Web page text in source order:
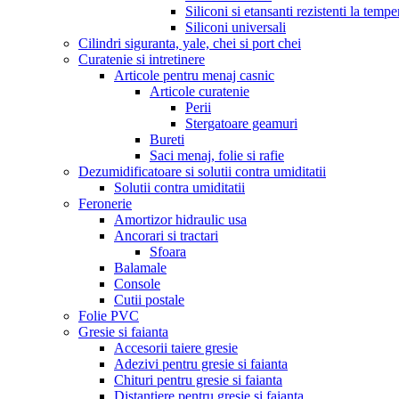
Siliconi si etansanti rezistenti la
Siliconi universali
Cilindri siguranta, yale, chei si port chei
Curatenie si intretinere
Articole pentru menaj casnic
Articole curatenie
Perii
Stergatoare geamuri
Bureti
Saci menaj, folie si rafie
Dezumidificatoare si solutii contra umiditatii
Solutii contra umiditatii
Feronerie
Amortizor hidraulic usa
Ancorari si tractari
Sfoara
Balamale
Console
Cutii postale
Folie PVC
Gresie si faianta
Accesorii taiere gresie
Adezivi pentru gresie si faianta
Chituri pentru gresie si faianta
Distantiere pentru gresie si faianta